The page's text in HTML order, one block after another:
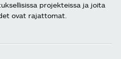
projekteissa ja joita
ovat rajattomat.